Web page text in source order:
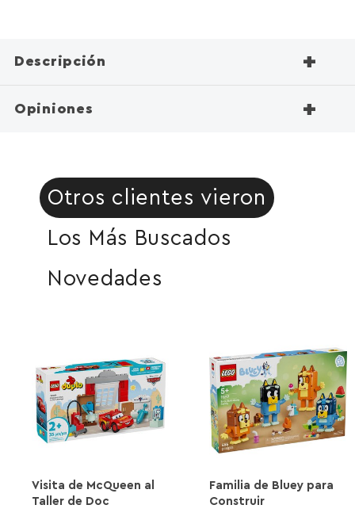
Descripción +
Opiniones +
Otros clientes vieron
Los Más Buscados
Novedades
Visita de McQueen al
Taller de Doc
Familia de Bluey para
Construir